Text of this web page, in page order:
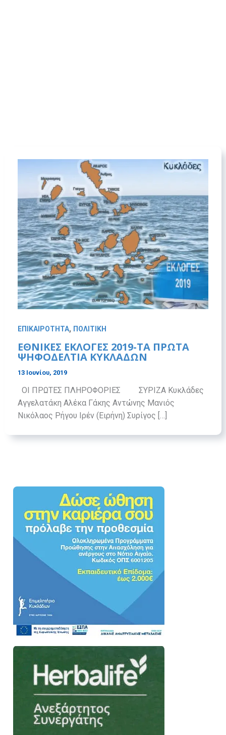
ΕΠΙΚΑΙΡΟΤΗΤΑ, ΠΟΛΙΤΙΚΗ
ΕΘΝΙΚΕΣ ΕΚΛΟΓΕΣ 2019-ΤΑ ΠΡΩΤΑ
ΨΗΦΟΔΕΛΤΙΑ ΚΥΚΛΑΔΩΝ
13 Ιουνίου, 2019
ΟΙ ΠΡΩΤΕΣ ΠΛΗΡΟΦΟΡΙΕΣ ΣΥΡΙΖΑ Κυκλάδες
Αγγελατάκη Αλέκα Γάκης Αντώνης Μανιός
Νικόλαος Ρήγου Ιρέν (Ειρήνη) Συρίγος […]